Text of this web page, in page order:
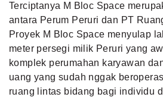
Terciptanya M Bloc Space
antara Perum Peruri dan PT
Proyek M Bloc Space menyulap
meter persegi milik Peruri yang
komplek perumahan karyawan
uang yang sudah nggak
ruang lintas bidang bagi individu